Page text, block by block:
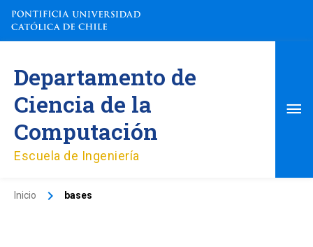
contenido
Departamento de
Ciencia de la
Computación
Escuela de Ingeniería
Inicio bases